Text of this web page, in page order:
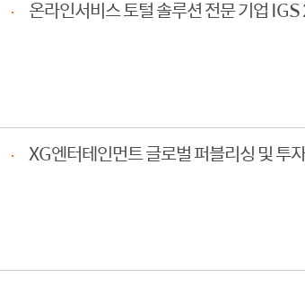
온라인서비스 토털 솔루션 전문 기업 IGS
XG엔터테인먼트 글로벌 퍼블리싱 및 투